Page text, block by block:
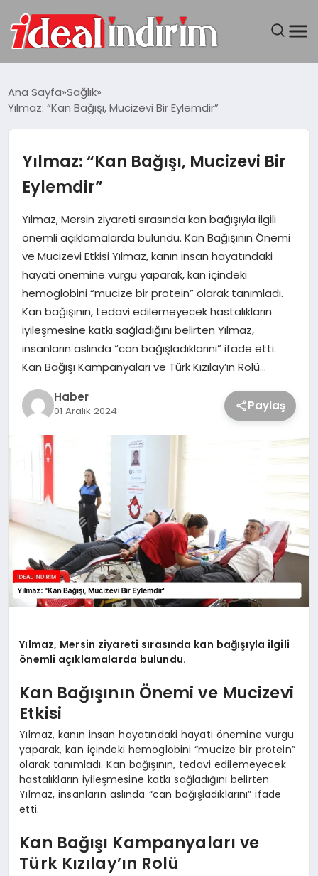
DÜNYA
SEYAHAT
TEKNOLOJI
YAŞAM
Ana Sayfa Sağlık
Yılmaz: “Kan Bağışı, Mucizevi Bir Eylemdir”
Yılmaz: “Kan Bağışı, Mucizevi Bir
Eylemdir”
Yılmaz, Mersin ziyareti sırasında kan bağışıyla ilgili
önemli açıklamalarda bulundu. Kan Bağışının Önemi
ve Mucizevi Etkisi Yılmaz, kanın insan hayatındaki
hayati önemine vurgu yaparak, kan içindeki
hemoglobini “mucize bir protein” olarak tanımladı.
Kan bağışının, tedavi edilemeyecek hastalıkların
iyileşmesine katkı sağladığını belirten Yılmaz,
insanların aslında “can bağışladıklarını” ifade etti.
Kan Bağışı Kampanyaları ve Türk Kızılay’ın Rolü…
Haber
01 Aralık 2024 Paylaş
Yılmaz, Mersin ziyareti sırasında kan bağışıyla ilgili
önemli açıklamalarda bulundu.
Kan Bağışının Önemi ve Mucizevi
Etkisi
Yılmaz, kanın insan hayatındaki hayati önemine vurgu
yaparak, kan içindeki hemoglobini “mucize bir protein”
olarak tanımladı. Kan bağışının, tedavi edilemeyecek
hastalıkların iyileşmesine katkı sağladığını belirten
Yılmaz, insanların aslında “can bağışladıklarını” ifade
etti.
Kan Bağışı Kampanyaları ve
Türk Kızılay’ın Rolü